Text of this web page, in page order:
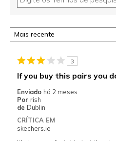
3
If you buy this pairs you
Enviado há 2 meses
Por rish
de Dublin
CRÍTICA EM
skechers.ie